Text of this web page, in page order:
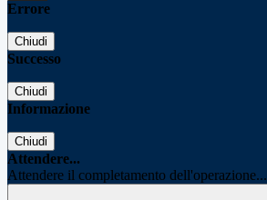
Errore
Chiudi
Successo
Chiudi
Informazione
Chiudi
Attendere...
Attendere il completamento dell'operazione...